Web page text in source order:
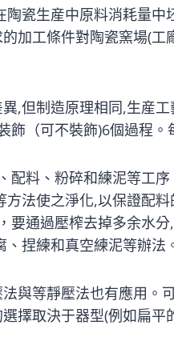
瓷生産中原料消耗量中
加工條件對陶瓷窯場(
,但制造原理相同,生産
（可不裝飾)6個過程。
配料、粉碎和練泥等工
法使之淨化,以保證配
要通過壓榨去掉多余水
捏練和真空練泥等辦法
與等靜壓法也有應用。
擇取決于器型(例如扁平